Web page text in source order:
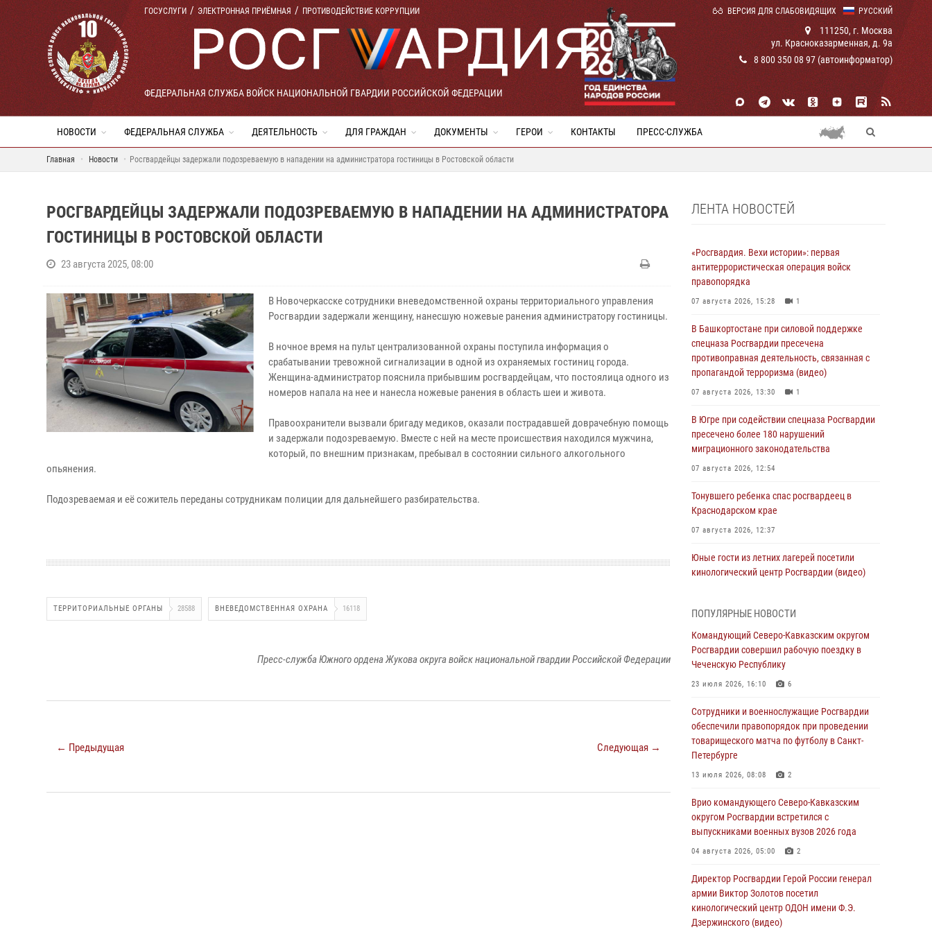
РУССКИЙ
ГОСУСЛУГИ ЭЛЕКТРОННАЯ ПРИЁМНАЯ ПРОТИВОДЕЙСТВИЕ КОРРУПЦИИ ВЕРСИЯ ДЛЯ СЛАБОВИДЯЩИХ
ФЕДЕРАЛЬНАЯ СЛУЖБА ВОЙСК НАЦИОНАЛЬНОЙ ГВАРДИИ РОССИЙСКОЙ ФЕДЕРАЦИИ
111250, г. Москва
ул. Красноказарменная, д. 9а
8 800 350 08 97 (автоинформатор)
НОВОСТИ ФЕДЕРАЛЬНАЯ СЛУЖБА ДЕЯТЕЛЬНОСТЬ ДЛЯ ГРАЖДАН ДОКУМЕНТЫ ГЕРОИ КОНТАКТЫ ПРЕСС-СЛУЖБА
Главная Новости Росгвардейцы задержали подозреваемую в нападении на администратора гостиницы в Ростовской области
РОСГВАРДЕЙЦЫ ЗАДЕРЖАЛИ ПОДОЗРЕВАЕМУЮ В НАПАДЕНИИ НА АДМИНИСТРАТОРА
ГОСТИНИЦЫ В РОСТОВСКОЙ ОБЛАСТИ
23 августа 2025, 08:00
В Новочеркасске сотрудники вневедомственной охраны территориального управления
Росгвардии задержали женщину, нанесшую ножевые ранения администратору гостиницы.
В ночное время на пульт централизованной охраны поступила информация о
срабатывании тревожной сигнализации в одной из охраняемых гостиниц города.
Женщина-администратор пояснила прибывшим росгвардейцам, что постоялица одного из
номеров напала на нее и нанесла ножевые ранения в область шеи и живота.
Правоохранители вызвали бригаду медиков, оказали пострадавшей доврачебную помощь
и задержали подозреваемую. Вместе с ней на месте происшествия находился мужчина,
который, по внешним признакам, пребывал в состоянии сильного алкогольного
опьянения.
Подозреваемая и её сожитель переданы сотрудникам полиции для дальнейшего разбирательства.
ТЕРРИТОРИАЛЬНЫЕ ОРГАНЫ 28588 ВНЕВЕДОМСТВЕННАЯ ОХРАНА 16118
Пресс-служба Южного ордена Жукова округа войск национальной гвардии Российской Федерации
← Предыдущая Следующая →
ЛЕНТА НОВОСТЕЙ
«Росгвардия. Вехи истории»: первая
антитеррористическая операция войск
правопорядка
07 августа 2026, 15:28 1
В Башкортостане при силовой поддержке
спецназа Росгвардии пресечена
противоправная деятельность, связанная с
пропагандой терроризма (видео)
07 августа 2026, 13:30 1
В Югре при содействии спецназа Росгвардии
пресечено более 180 нарушений
миграционного законодательства
07 августа 2026, 12:54
Тонувшего ребенка спас росгвардеец в
Краснодарском крае
07 августа 2026, 12:37
Юные гости из летних лагерей посетили
кинологический центр Росгвардии (видео)
Ветеран войск правопорядка генерал-майор
Иван Пияшев – герой выпуска «Легенды
армии с Александром Маршалом»
07 августа 2026, 12:00
округу Росгвардии и ветераны военной
контрразведки почтили память Николая
Кузнецова
07 августа 2026, 12:00
подняться на крышу Смольного собора в
Санкт-Петербурге (видео)
07 августа 2026, 11:34 3 1
основам взрывобезопасности
07 августа 2026, 11:33
Рэпер ST посетил раненых росгвардейцев в
ПОПУЛЯРНЫЕ НОВОСТИ
Командующий Северо-Кавказским округом
Росгвардии совершил рабочую поездку в
Чеченскую Республику
23 июля 2026, 16:10 6
Сотрудники и военнослужащие Росгвардии
обеспечили правопорядок при проведении
товарищеского матча по футболу в Санкт-
Петербурге
13 июля 2026, 08:08 2
Врио командующего Северо-Кавказским
округом Росгвардии встретился с
выпускниками военных вузов 2026 года
04 августа 2026, 05:00 2
Директор Росгвардии Герой России генерал
армии Виктор Золотов посетил
кинологический центр ОДОН имени Ф.Э.
Дзержинского (видео)